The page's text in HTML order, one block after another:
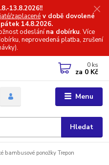
13.8.2026!!
zaplacené v době dovolené
14.8.2026.
odeslánína dobírku. Více
neprovedená platba, zrušení
Menu
Hledat
0 ks
za 0 Kč
bambusové ponožky Trepon